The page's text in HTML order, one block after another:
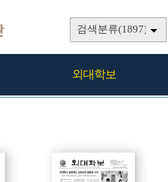
검색분류(1897)
외대학보